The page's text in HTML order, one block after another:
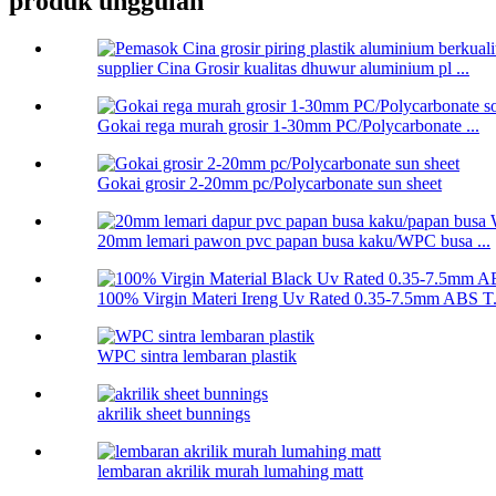
supplier Cina Grosir kualitas dhuwur aluminium pl ...
Gokai rega murah grosir 1-30mm PC/Polycarbonate ...
Gokai grosir 2-20mm pc/Polycarbonate sun sheet
20mm lemari pawon pvc papan busa kaku/WPC busa ...
100% Virgin Materi Ireng Uv Rated 0.35-7.5mm ABS
WPC sintra lembaran plastik
akrilik sheet bunnings
lembaran akrilik murah lumahing matt